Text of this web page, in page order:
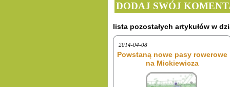
DODAJ SWÓJ
lista pozostałych artykułów w
2014-04-08
Powstaną nowe pasy rowerowe
na Mickiewicza